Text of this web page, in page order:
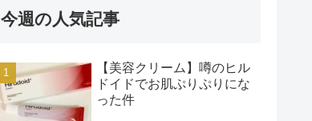
今週の人気記事
【美容クリーム】噂のヒル
ドイドでお肌ぷりぷりにな
った件